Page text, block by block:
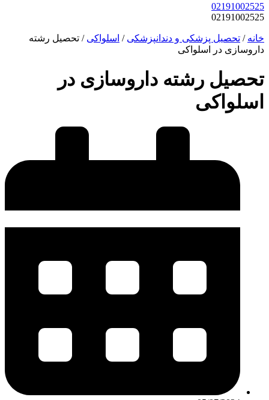
02191002525
02191002525
خانه / تحصیل پزشکی و دندانپزشکی / اسلواکی / تحصیل رشته
داروسازی در اسلواکی
تحصیل رشته داروسازی در
اسلواکی